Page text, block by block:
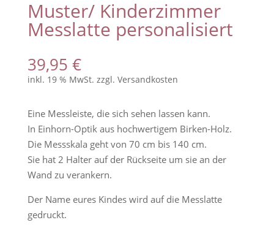
Muster/ Kinderzimmer
Messlatte personalisiert
39,95 €
inkl. 19 % MwSt. zzgl. Versandkosten
Eine Messleiste, die sich sehen lassen kann.
In Einhorn-Optik aus hochwertigem Birken-Holz.
Die Messskala geht von 70 cm bis 140 cm.
Sie hat 2 Halter auf der Rückseite um sie an der
Wand zu verankern.
Der Name eures Kindes wird auf die Messlatte
gedruckt.